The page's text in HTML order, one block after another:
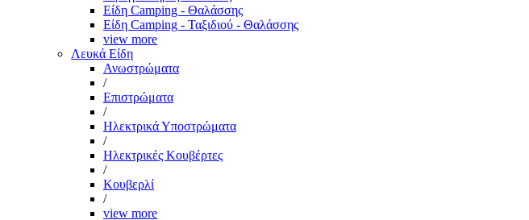
Είδη Camping - Θαλάσσης
Είδη Camping - Ταξιδιού - Θαλάσσης
view more
Λευκά Είδη
Ανωστρώματα
/
Επιστρώματα
/
Ηλεκτρικά Υποστρώματα
/
Ηλεκτρικές Κουβέρτες
/
Κουβερλί
/
view more